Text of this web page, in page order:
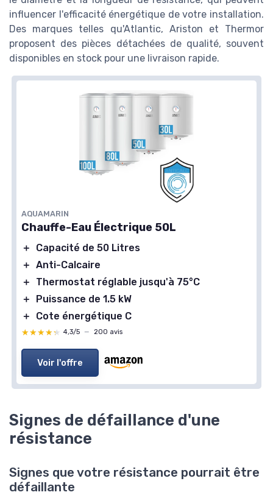
influencer l'efficacité énergétique de votre installation.
Des marques telles qu'Atlantic, Ariston et Thermor
proposent des pièces détachées de qualité, souvent
disponibles en stock pour une livraison rapide.
AQUAMARIN
Chauffe-Eau Électrique 50L
＋
Capacité de 50 Litres
＋ Anti-Calcaire
＋
Thermostat réglable jusqu'à 75°C
＋
Puissance de 1.5 kW
＋
Cote énergétique C
★★★★★
★★★★★ 4,3/5 — 200 avis
Voir l'offre
Signes de défaillance d'une
résistance
Signes que votre résistance pourrait être
défaillante